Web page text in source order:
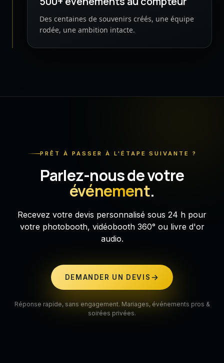
Des centaines de souvenirs créés, une équipe
rodée, une ambition intacte.
PRÊT À PASSER À L'ÉTAPE SUIVANTE ?
Parlez-nous de votre
événement.
Recevez votre devis personnalisé sous 24 h pour
votre photobooth, vidéobooth 360° ou livre d'or
audio.
DEMANDER UN DEVIS
Réponse rapide, sans engagement. Mariages, événements pros &
soirées privées.